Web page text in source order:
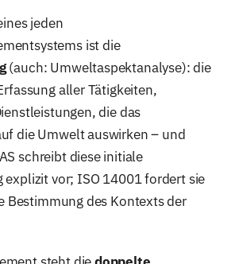
jeden
ist die
(auch: Umweltaspektanalyse): die
aller Tätigkeiten,
die das
die Umwelt auswirken – und
schreibt diese initiale
vor; ISO 14001 fordert sie
Bestimmung des Kontexts der